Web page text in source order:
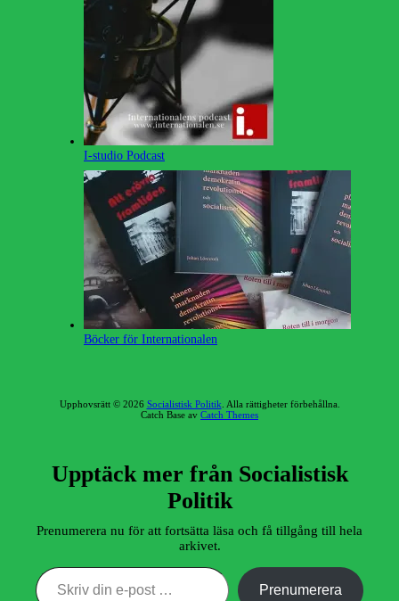
I-studio Podcast
Böcker för Internationalen
Upphovsrätt © 2026 Socialistisk Politik . Alla rättigheter förbehållna.
Catch Base av Catch Themes
Upptäck mer från Socialistisk
Politik
Prenumerera nu för att fortsätta läsa och få tillgång till hela
arkivet.
Prenumerera